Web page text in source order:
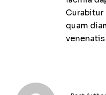
quam